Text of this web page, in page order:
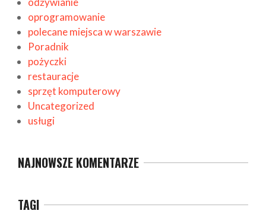
oprogramowanie
polecane miejsca w warszawie
Poradnik
pożyczki
restauracje
sprzęt komputerowy
Uncategorized
usługi
NAJNOWSZE KOMENTARZE
TAGI